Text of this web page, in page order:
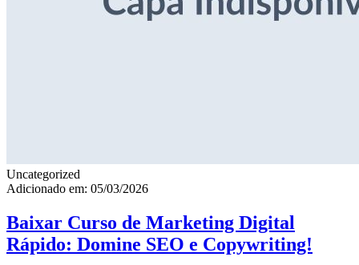
Uncategorized
Adicionado em: 05/03/2026
Baixar Curso de Marketing Digital
Rápido: Domine SEO e Copywriting!